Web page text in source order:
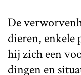
De
dieren, enkele
hij zich een
dingen en